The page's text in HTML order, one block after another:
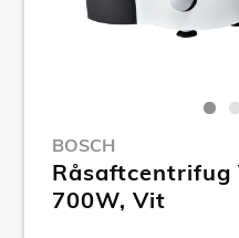
BOSCH
Råsaftcentrifug
700W, Vit